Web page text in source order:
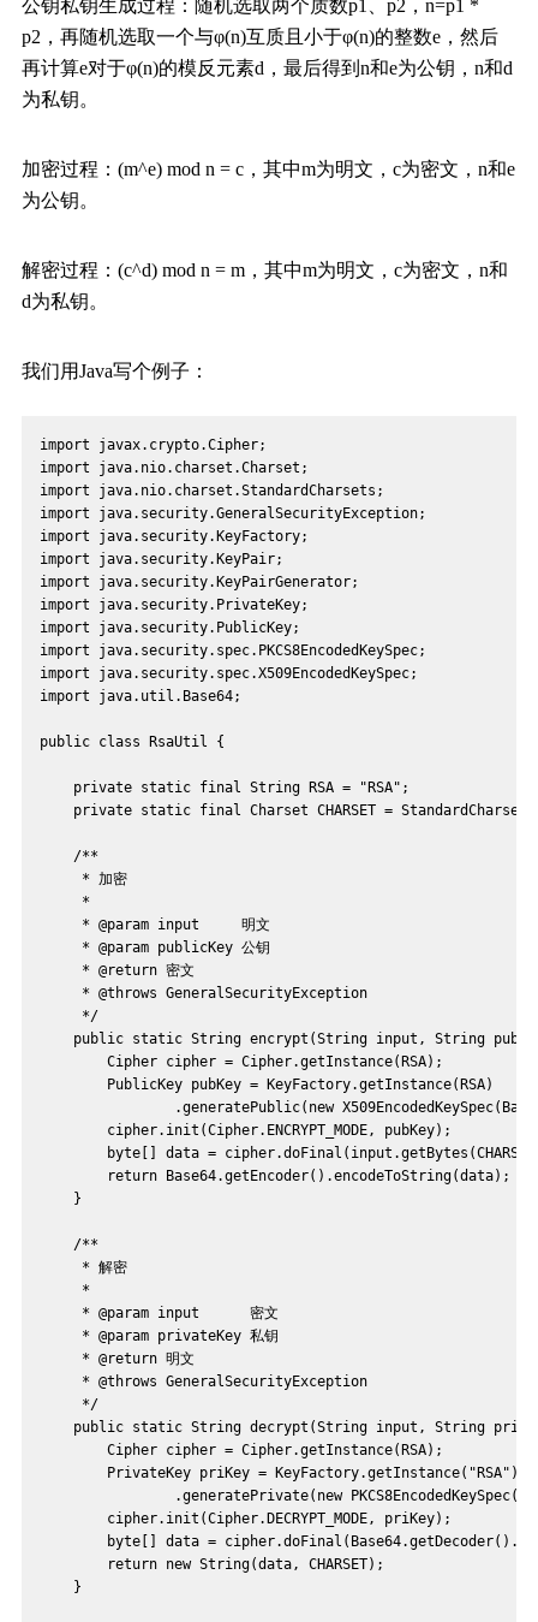
公钥私钥生成过程：随机选取两个质数p1、p2，n=p1 *
p2，再随机选取一个与φ(n)互质且小于φ(n)的整数e，然后
再计算e对于φ(n)的模反元素d，最后得到n和e为公钥，n和d
为私钥。
加密过程：(m^e) mod n = c，其中m为明文，c为密文，n和e
为公钥。
解密过程：(c^d) mod n = m，其中m为明文，c为密文，n和
d为私钥。
我们用Java写个例子：
import javax.crypto.Cipher;
import java.nio.charset.Charset;
import java.nio.charset.StandardCharsets;
import java.security.GeneralSecurityException;
import java.security.KeyFactory;
import java.security.KeyPair;
import java.security.KeyPairGenerator;
import java.security.PrivateKey;
import java.security.PublicKey;
import java.security.spec.PKCS8EncodedKeySpec;
import java.security.spec.X509EncodedKeySpec;
import java.util.Base64;
public class RsaUtil {
    private static final String RSA = "RSA";
private static final Charset CHARSET =
    /**
     * 加密
     *
     * @param input     明文
     * @param publicKey 公钥
     * @return 密文
     * @throws GeneralSecurityException
     */
public static String encrypt(String input, String
        Cipher cipher = Cipher.getInstance(RSA);
        PublicKey pubKey = KeyFactory.getInstance(RSA)
.generatePublic(new
        cipher.init(Cipher.ENCRYPT_MODE, pubKey);
byte[] data =
        return Base64.getEncoder().encodeToString(data);
    }
    /**
     * 解密
     *
     * @param input      密文
     * @param privateKey 私钥
     * @return 明文
     * @throws GeneralSecurityException
     */
public static String decrypt(String input, String
        Cipher cipher = Cipher.getInstance(RSA);
        PrivateKey priKey = KeyFactory.getInstance("RSA")
.generatePrivate(new
        cipher.init(Cipher.DECRYPT_MODE, priKey);
byte[] data =
        return new String(data, CHARSET);
    }